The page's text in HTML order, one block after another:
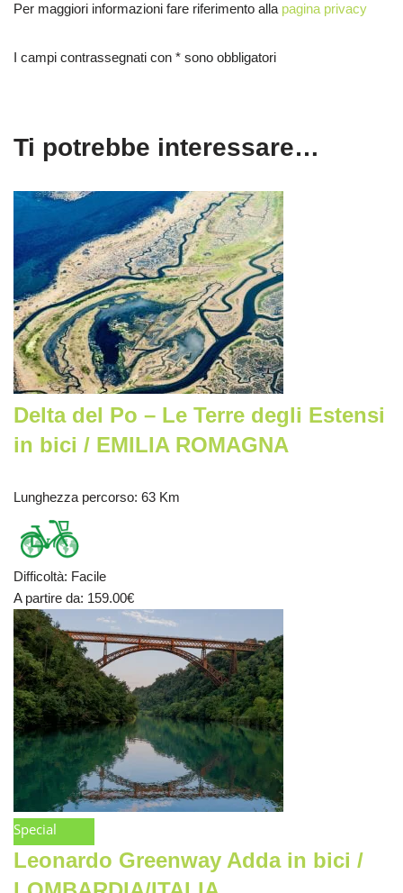
Per maggiori informazioni fare riferimento alla pagina privacy
I campi contrassegnati con * sono obbligatori
Ti potrebbe interessare…
Delta del Po – Le Terre degli Estensi
in bici / EMILIA ROMAGNA
Lunghezza percorso: 63 Km
Difficoltà: Facile
A partire da: 159.00€
Special
Leonardo Greenway Adda in bici /